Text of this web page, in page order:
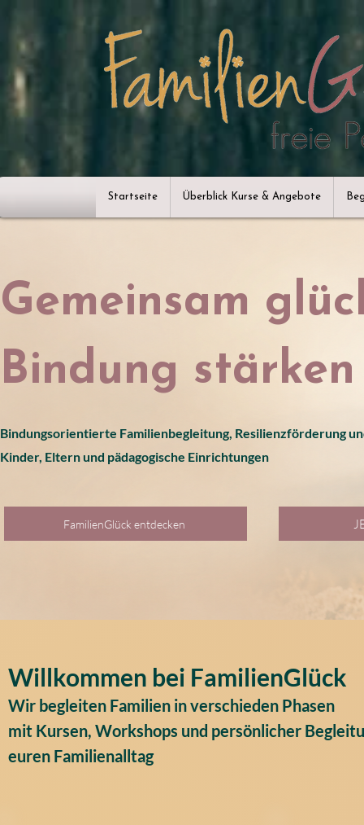
Startseite Überblick Kurse & Angebote
Gemeinsam
Bindung stärken
Bindungsorientierte Familienbegleitung, Resilienzförderung
Kinder, Eltern und pädagogische Einrichtungen
FamilienGlück entdecken
Willkommen bei FamilienGlück
Wir begleiten Familien in verschieden Phasen
mit Kursen, Workshops und persönlicher
euren Familienalltag